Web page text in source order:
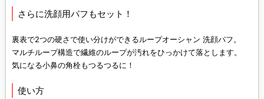
さらに洗顔用パフもセット！
裏表で2つの硬さで使い分けができるループオーシャン 洗顔パフ。
マルチループ構造で繊維のループが汚れをひっかけて落とします。
気になる小鼻の角栓もつるつるに！
使い方